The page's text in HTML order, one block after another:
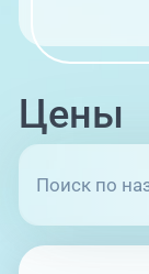
Цены